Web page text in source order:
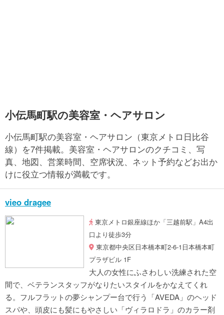
小伝馬町駅の美容室・ヘアサロン
小伝馬町駅の美容室・ヘアサロン（東京メトロ日比谷
線）を7件掲載。美容室・ヘアサロンのクチコミ、写
真、地図、営業時間、空席状況、ネット予約などお出か
けに役立つ情報が満載です。
vieo dragee
東京メトロ銀座線ほか「三越前駅」A4出
口より徒歩3分
東京都中央区日本橋本町2-6-1日本橋本町
プラザビル 1F
大人の女性にふさわしい洗練された空
間で、ベテランスタッフがなりたいスタイルをかなえてくれ
る。フルフラットの夢シャンプー台で行う「AVEDA」のヘッド
スパや、頭皮にも髪にもやさしい「ヴィラロドラ」のカラー剤